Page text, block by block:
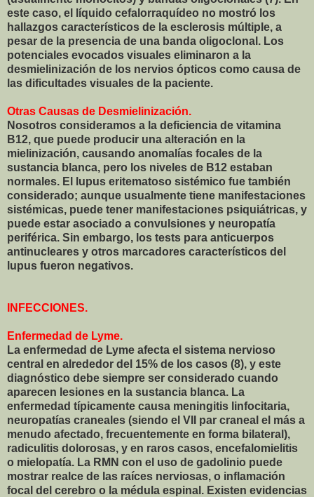
este caso, el líquido cefalorraquídeo no mostró los
hallazgos característicos de la esclerosis múltiple, a
pesar de la presencia de una banda oligoclonal. Los
potenciales evocados visuales eliminaron a la
desmielinización de los nervios ópticos como causa de
las dificultades visuales de la paciente.
Otras Causas de Desmielinización.
Nosotros consideramos a la deficiencia de vitamina
B12, que puede producir una alteración en la
mielinización, causando anomalías focales de la
sustancia blanca, pero los niveles de B12 estaban
normales. El lupus eritematoso sistémico fue también
considerado; aunque usualmente tiene manifestaciones
sistémicas, puede tener manifestaciones psiquiátricas, y
puede estar asociado a convulsiones y neuropatía
periférica. Sin embargo, los tests para anticuerpos
antinucleares y otros marcadores característicos del
lupus fueron negativos.
INFECCIONES.
Enfermedad de Lyme.
La enfermedad de Lyme afecta el sistema nervioso
central en alrededor del 15% de los casos (8), y este
diagnóstico debe siempre ser considerado cuando
aparecen lesiones en la sustancia blanca. La
enfermedad típicamente causa meningitis linfocitaria,
neuropatías craneales (siendo el VII par craneal el más a
menudo afectado, frecuentemente en forma bilateral),
radiculitis dolorosas, y en raros casos, encefalomielitis
o mielopatía. La RMN con el uso de gadolinio puede
mostrar realce de las raíces nerviosas, o inflamación
focal del cerebro o la médula espinal. Existen evidencias